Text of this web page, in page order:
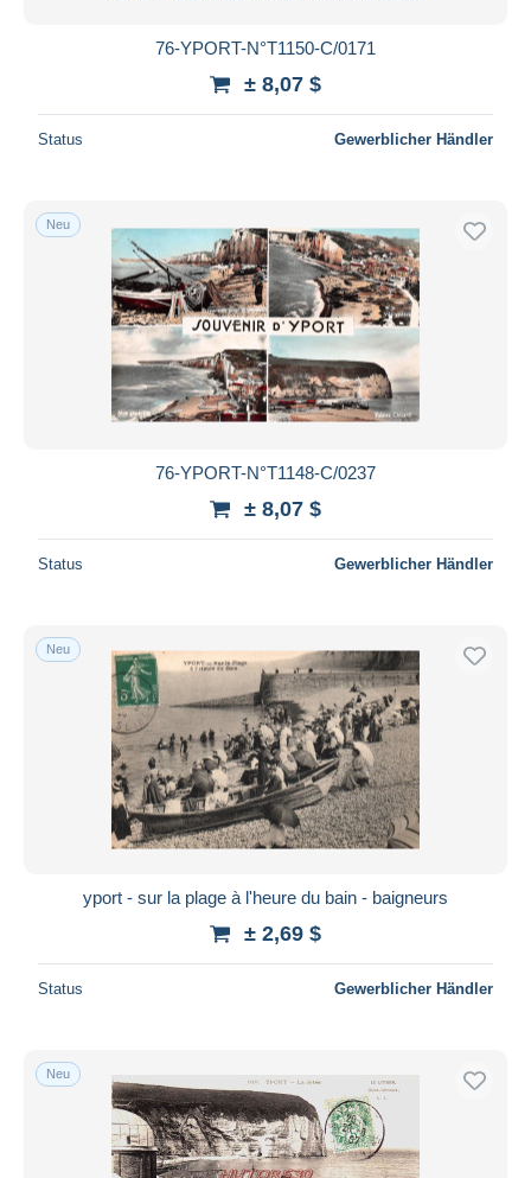
76-YPORT-N°T1150-C/0171
± 8,07 $
Status Gewerblicher Händler
Neu
76-YPORT-N°T1148-C/0237
± 8,07 $
Status Gewerblicher Händler
Neu
yport - sur la plage à l'heure du bain - baigneurs
± 2,69 $
Status Gewerblicher Händler
Neu